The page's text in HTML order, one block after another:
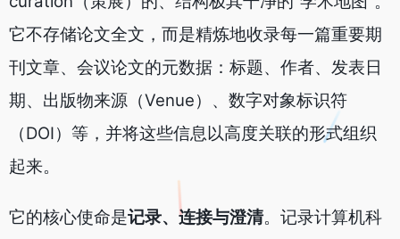
它不存储论文全文，而是精炼地收录每一篇重要期
刊文章、会议论文的元数据：标题、作者、发表日
期、出版物来源（Venue）、数字对象标识符
（DOI）等，并将这些信息以高度关联的形式组织
起来。
它的核心使命是记录、连接与澄清。记录计算机科